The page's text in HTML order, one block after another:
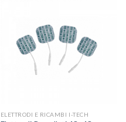
ELETTRODI E RICAMBI I-TECH